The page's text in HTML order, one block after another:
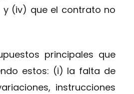
y (iv) que el contrato no
principales que
estos: (i) la falta de
instrucciones